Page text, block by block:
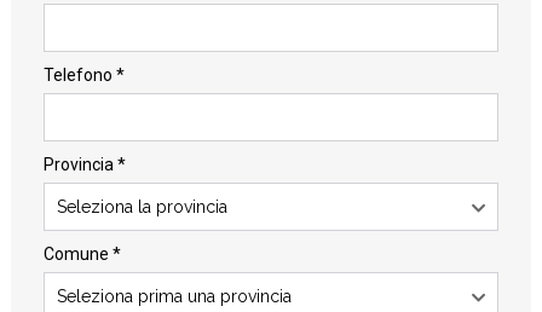
Telefono *
Provincia *
Seleziona la provincia
Comune *
Seleziona prima una provincia